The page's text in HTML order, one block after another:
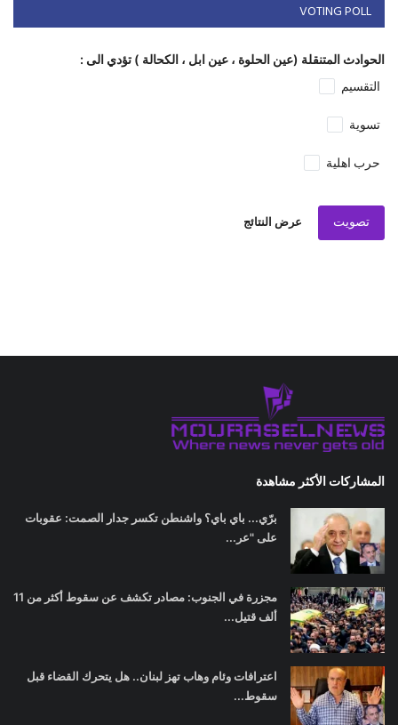
VOTING POLL
الحوادث المتنقلة (عين الحلوة ، عين ابل ، الكحالة ) تؤدي الى :
التقسيم
تسوية
حرب اهلية
تصويت عرض النتائج
المشاركات الأكثر مشاهدة
برّي... باي باي؟ واشنطن تكسر جدار الصمت: عقوبات
على "عر...
مجزرة في الجنوب: مصادر تكشف عن سقوط أكثر من 11
ألف قتيل...
اعترافات وئام وهاب تهز لبنان.. هل يتحرك القضاء قبل
سقوط...